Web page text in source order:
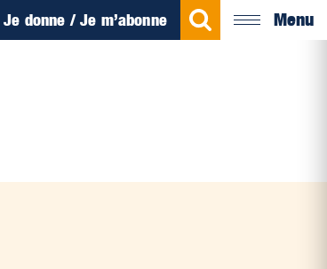
Je donne / Je m’abonne Menu